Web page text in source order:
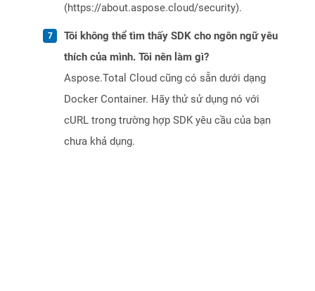
(https://about.aspose.cloud/security).
Tôi không thể tìm thấy SDK cho ngôn ngữ yêu
thích của mình. Tôi nên làm gì?
Aspose.Total Cloud cũng có sẵn dưới dạng
Docker Container. Hãy thử sử dụng nó với
cURL trong trường hợp SDK yêu cầu của bạn
chưa khả dụng.